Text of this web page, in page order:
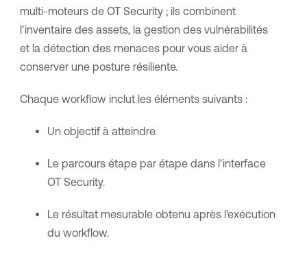
multi-moteurs de OT Security; ils combinent
l'inventaire des assets, la gestion des vulnérabilités
et la détection des menaces pour vous aider à
conserver une posture résiliente.
Chaque workflow inclut les éléments suivants :
Un objectif à atteindre.
Le parcours étape par étape dans l'interface
OT Security.
Le résultat mesurable obtenu après l'exécution
du workflow.